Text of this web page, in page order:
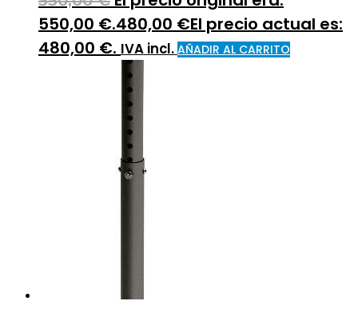
550,00 €.480,00 €El precio actual es:
480,00 €. IVA incl. AÑADIR AL CARRITO